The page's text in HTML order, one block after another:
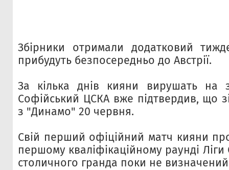
Збірники отримали додатковий
прибудуть безпосередньо до Австрії.
За кілька днів кияни вирушать на
Софійський ЦСКА вже підтвердив, що
з "Динамо" 20 червня.
Свій перший офіційний матч кияни
першому кваліфікаційному раунді
столичного гранда поки не